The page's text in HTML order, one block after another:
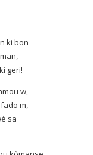
ki bon
geri!
w,
m,
sa